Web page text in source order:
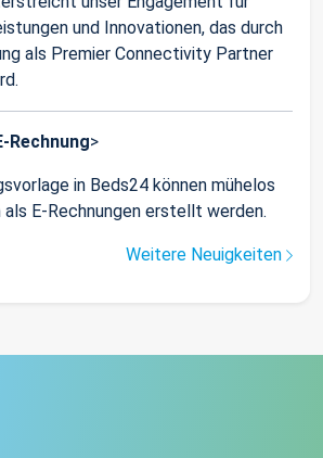
und Innovationen, das durch
als Premier Connectivity Partner
Rechnung>
in Beds24 können mühelos
als E-Rechnungen erstellt werden.
Weitere Neuigkeiten